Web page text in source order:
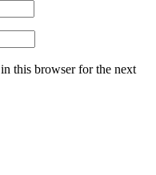
this browser for the next